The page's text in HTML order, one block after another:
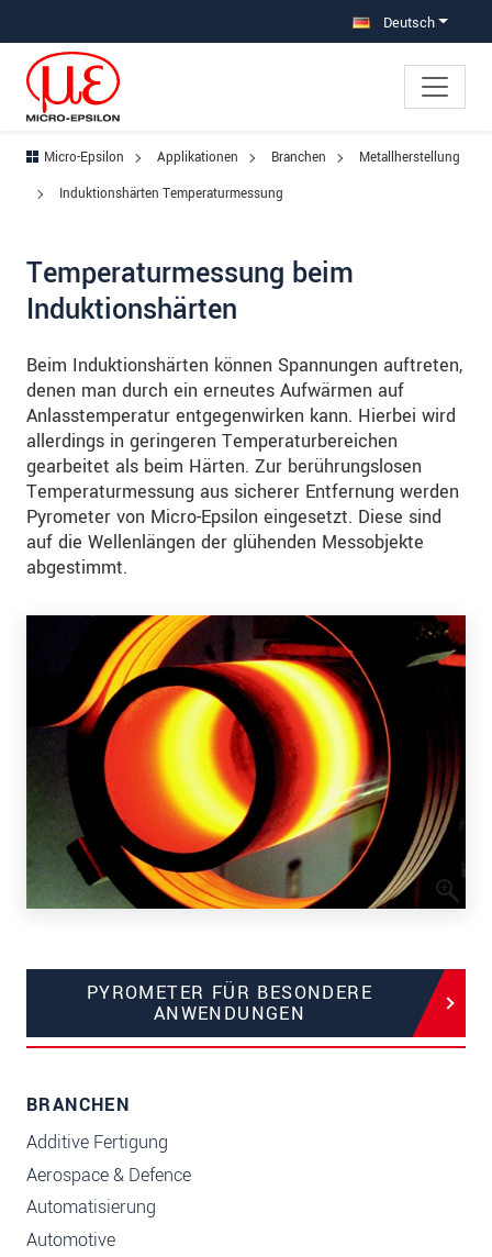
Deutsch
Micro-Epsilon Applikationen Branchen
Metallherstellung
Induktionshärten Temperaturmessung
Temperaturmessung beim
Induktionshärten
Beim Induktionshärten können Spannungen auftreten,
denen man durch ein erneutes Aufwärmen auf
Anlasstemperatur entgegenwirken kann. Hierbei wird
allerdings in geringeren Temperaturbereichen
gearbeitet als beim Härten. Zur berührungslosen
Temperaturmessung aus sicherer Entfernung werden
Pyrometer von Micro-Epsilon eingesetzt. Diese sind
auf die Wellenlängen der glühenden Messobjekte
abgestimmt.
PYROMETER FÜR BESONDERE
ANWENDUNGEN
BRANCHEN
Additive Fertigung
Aerospace & Defence
Automatisierung
Automotive